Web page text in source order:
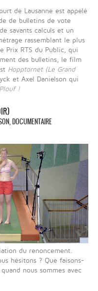
de Lausanne est appelé
de bulletins de vote
savants calculs et un
rassemblant le plus
Prix RTS du Public, qui
des bulletins, le film
Hopptornet (Le Grand
et Axel Danielson qui
Plouf !
DOCUMENTAIRE
du renoncement.
hésitons ? Que faisons-
nous sommes avec